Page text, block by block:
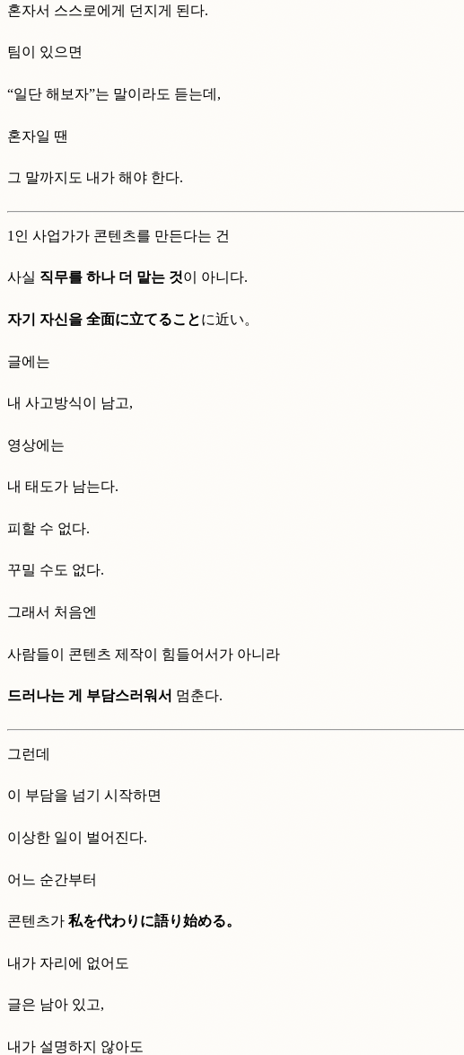
혼자서 스스로에게 던지게 된다.
팀이 있으면
“일단 해보자”는 말이라도 듣는데,
혼자일 땐
그 말까지도 내가 해야 한다.
1인 사업가가 콘텐츠를 만든다는 건
사실 직무를 하나 더 맡는 것이 아니다.
자기 자신을 全面に立てることに近い。
글에는
내 사고방식이 남고,
영상에는
내 태도가 남는다.
피할 수 없다.
꾸밀 수도 없다.
그래서 처음엔
사람들이 콘텐츠 제작이 힘들어서가 아니라
드러나는 게 부담스러워서 멈춘다.
그런데
이 부담을 넘기 시작하면
이상한 일이 벌어진다.
어느 순간부터
콘텐츠가 私を代わりに語り始める。
내가 자리에 없어도
글은 남아 있고,
내가 설명하지 않아도